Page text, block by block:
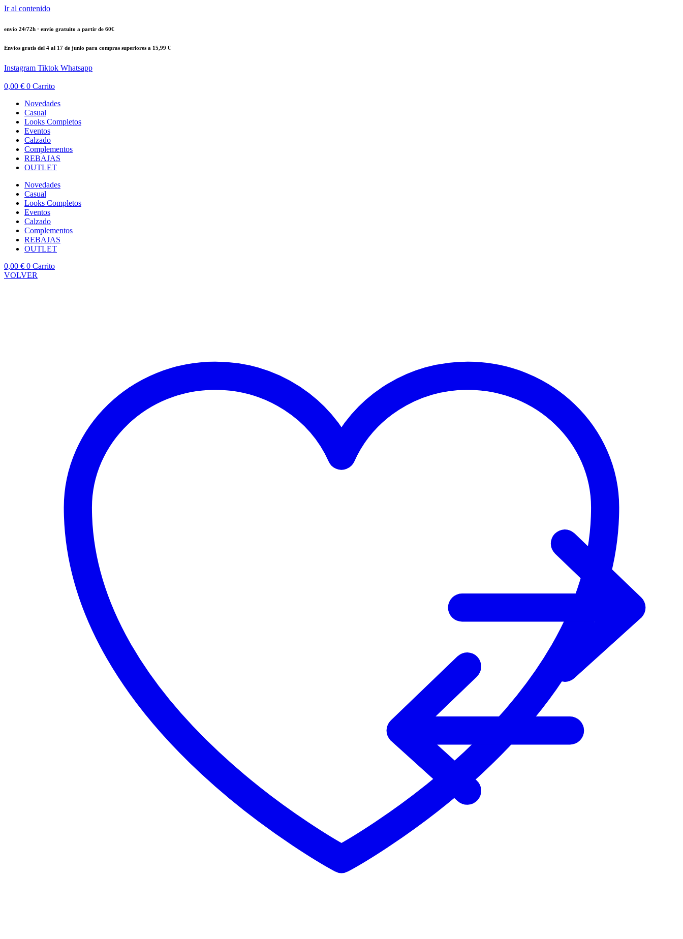
Ir al contenido
envío 24/72h · envío gratuito a partir de 60€
Envíos gratis del 4 al 17 de junio para compras superiores a 15,99 €
Instagram Tiktok Whatsapp
0,00 € 0 Carrito
Novedades
Casual
Looks Completos
Eventos
Calzado
Complementos
REBAJAS
OUTLET
Novedades
Casual
Looks Completos
Eventos
Calzado
Complementos
REBAJAS
OUTLET
0,00 € 0 Carrito
VOLVER